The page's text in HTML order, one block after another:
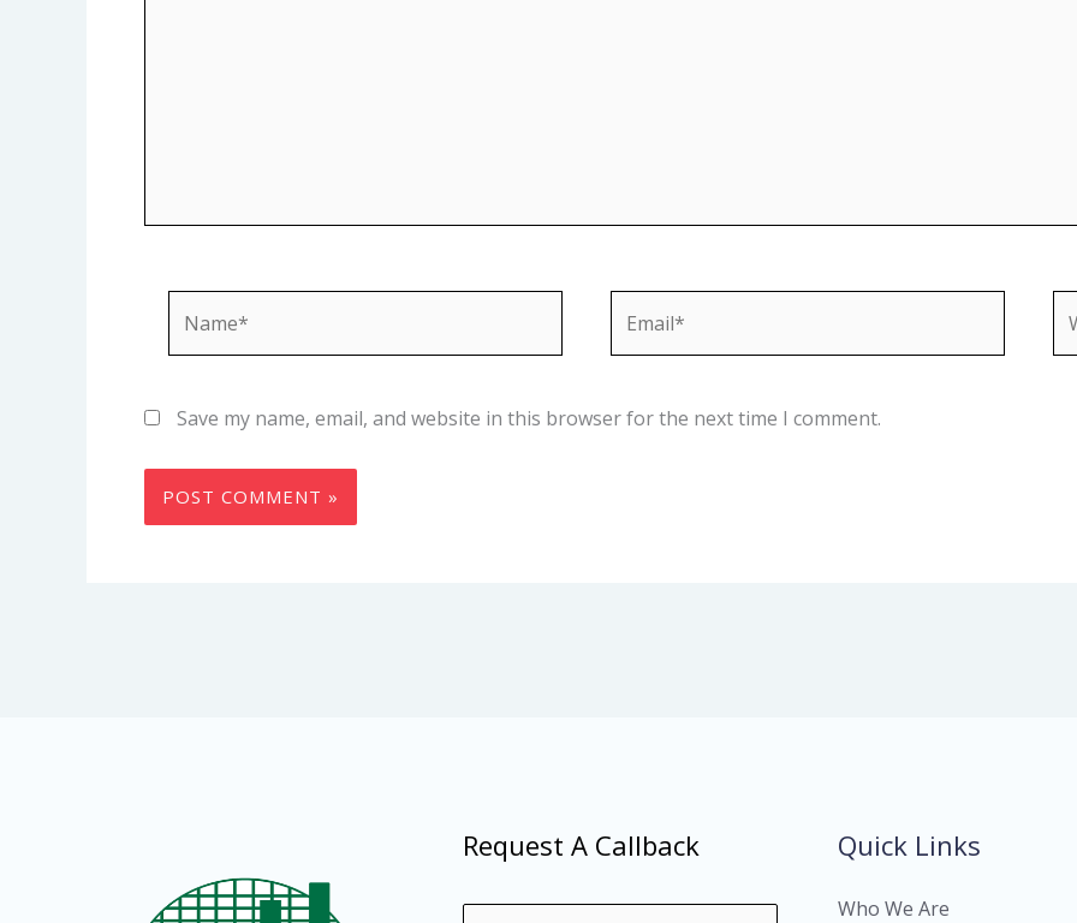
Save my name, email, and website in this browser for the next time I comment.
Request A Callback Quick Links
Who We Are